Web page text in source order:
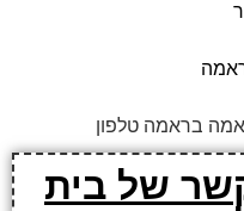
בראמה טלפון
של בית